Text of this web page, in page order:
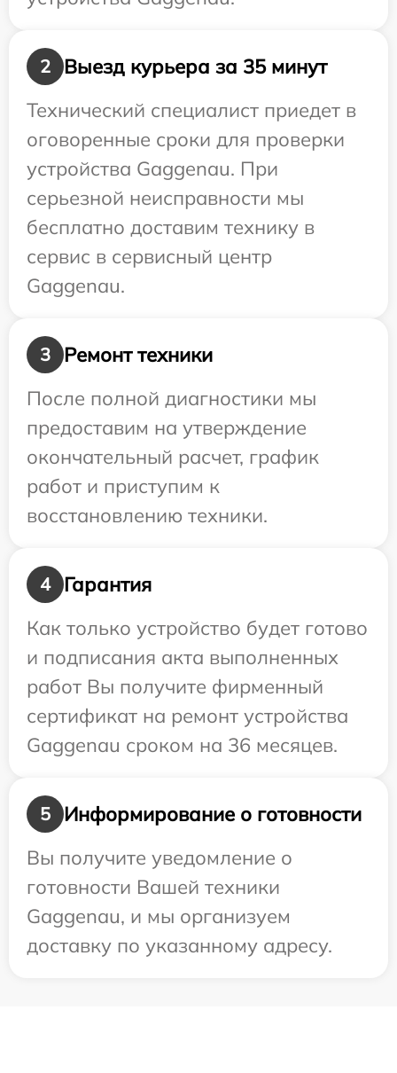
2
Выезд курьера за 35 минут
Технический специалист приедет в
оговоренные сроки для проверки
устройства Gaggenau. При
серьезной неисправности мы
бесплатно доставим технику в
сервис в сервисный центр
Gaggenau.
3
Ремонт техники
После полной диагностики мы
предоставим на утверждение
окончательный расчет, график
работ и приступим к
восстановлению техники.
4
Гарантия
Как только устройство будет готово
и подписания акта выполненных
работ Вы получите фирменный
сертификат на ремонт устройства
Gaggenau сроком на 36 месяцев.
5
Информирование о готовности
Вы получите уведомление о
готовности Вашей техники
Gaggenau, и мы организуем
доставку по указанному адресу.